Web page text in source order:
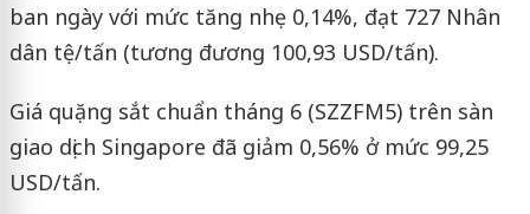
ban ngày với mức tăng nhẹ 0,14%, đạt 727 Nhân
dân tệ/tấn (tương đương 100,93 USD/tấn).
Giá quặng sắt chuẩn tháng 6 (SZZFM5) trên sàn
giao dịch Singapore đã giảm 0,56% ở mức 99,25
USD/tấn.